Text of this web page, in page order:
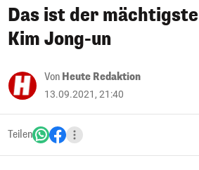
Das ist der
Kim Jong-un
Von Heute Redaktion
13.09.2021, 21:40
Teilen